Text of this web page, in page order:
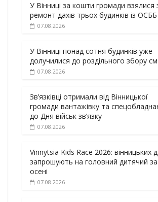
У Вінниці за кошти громади взялися
ремонт дахів трьох будинків із ОСББ
07.08.2026
У Вінниці понад сотня будинків уже
долучилися до роздільного збору
07.08.2026
Зв’язківці отримали від Вінницької
громади вантажівку та
до Дня військ зв’язку
07.08.2026
Vinnytsia Kids Race 2026: вінницьких
запрошують на головний дитячий
осені
07.08.2026